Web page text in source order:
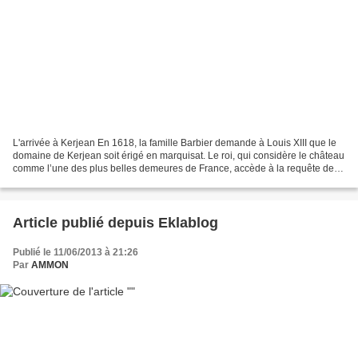
L'arrivée à Kerjean En 1618, la famille Barbier demande à Louis XIII que le
domaine de Kerjean soit érigé en marquisat. Le roi, qui considère le château
comme l’une des plus belles demeures de France, accède à la requête des
Article publié depuis Eklablog
Publié le 11/06/2013 à 21:26
Par AMMON